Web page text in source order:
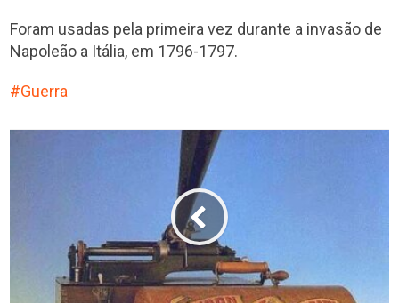
Foram usadas pela primeira vez durante a invasão de
Napoleão a Itália, em 1796-1797.
Guerra